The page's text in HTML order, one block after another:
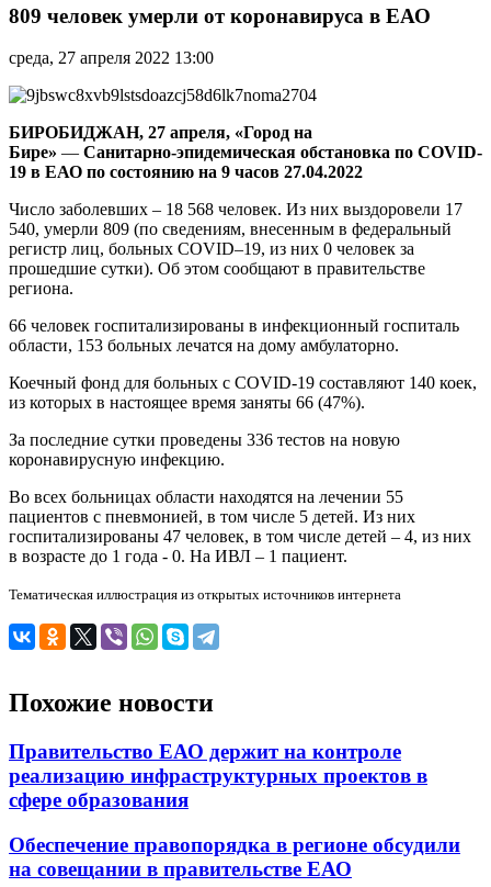
человек
от
коронавируса
в
809 человек умерли от коронавируса в ЕАО
среда, 27 апреля 2022 13:00
БИРОБИДЖАН, 27 апреля, «Город на
Бире» — Санитарно-эпидемическая обстановка по COVID-
19 в ЕАО по состоянию на 9 часов 27.04.2022
Число заболевших – 18 568 человек. Из них выздоровели 17
540, умерли 809 (по сведениям, внесенным в федеральный
регистр лиц, больных COVID–19, из них 0 человек за
прошедшие сутки). Об этом сообщают в правительстве
региона.
66 человек госпитализированы в инфекционный госпиталь
области, 153 больных лечатся на дому амбулаторно.
Коечный фонд для больных с COVID-19 составляют 140 коек,
из которых в настоящее время заняты 66 (47%).
За последние сутки проведены 336 тестов на новую
коронавирусную инфекцию.
Во всех больницах области находятся на лечении 55
пациентов с пневмонией, в том числе 5 детей. Из них
госпитализированы 47 человек, в том числе детей – 4, из них
в возрасте до 1 года - 0. На ИВЛ – 1 пациент.
Тематическая иллюстрация из открытых источников интернета
Похожие новости
Правительство ЕАО держит на контроле
реализацию инфраструктурных проектов в
сфере образования
Обеспечение правопорядка в регионе обсудили
на совещании в правительстве ЕАО